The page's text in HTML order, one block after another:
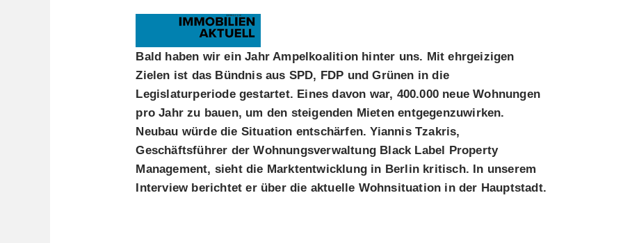
Bald haben wir ein Jahr Ampelkoalition hinter uns. Mit ehrgeizigen
Zielen ist das Bündnis aus SPD, FDP und Grünen in die
Legislaturperiode gestartet. Eines davon war, 400.000 neue Wohnungen
pro Jahr zu bauen, um den steigenden Mieten entgegenzuwirken.
Neubau würde die Situation entschärfen. Yiannis Tzakris,
Geschäftsführer der Wohnungsverwaltung Black Label Property
Management, sieht die Marktentwicklung in Berlin kritisch. In unserem
Interview berichtet er über die aktuelle Wohnsituation in der Hauptstadt.